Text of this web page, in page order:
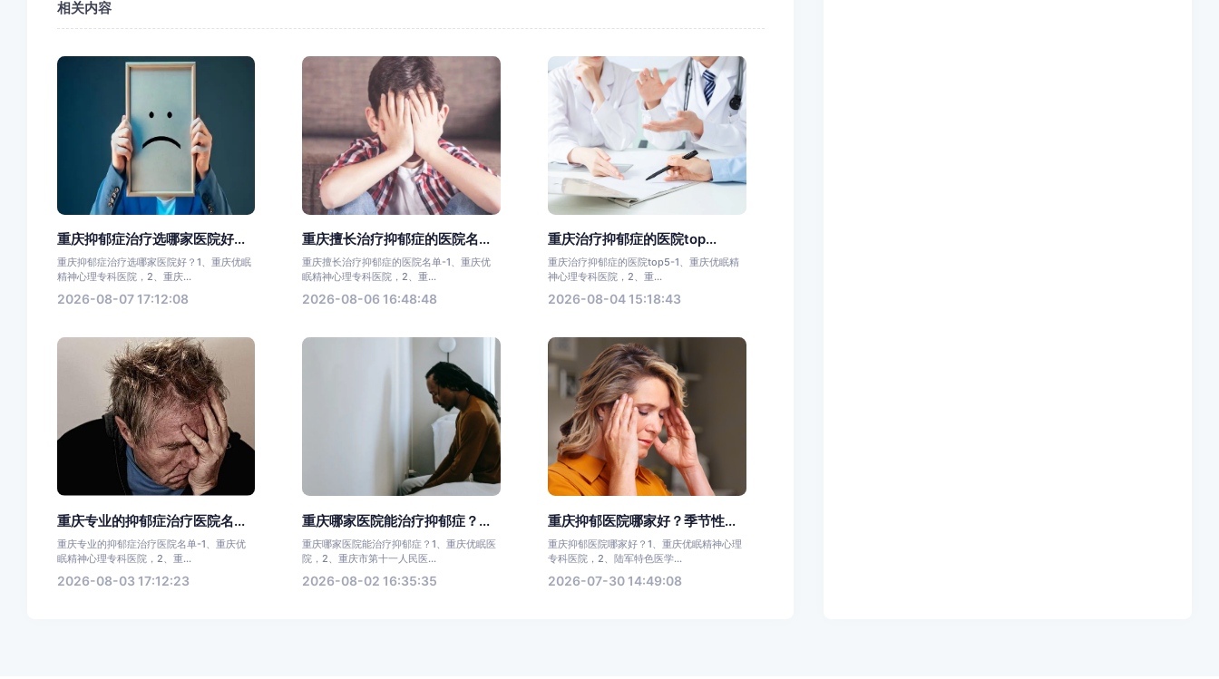
相关内容
重庆抑郁症治疗选哪家医院好...
重庆抑郁症治疗选哪家医院好？1、重庆优眠
精神心理专科医院，2、重庆...
2026-08-07 17:12:08
重庆擅长治疗抑郁症的医院名...
重庆擅长治疗抑郁症的医院名单-1、重庆优
眠精神心理专科医院，2、重...
2026-08-06 16:48:48
重庆治疗抑郁症的医院top...
重庆治疗抑郁症的医院top5-1、重庆优眠精
神心理专科医院，2、重...
2026-08-04 15:18:43
重庆专业的抑郁症治疗医院名...
重庆专业的抑郁症治疗医院名单-1、重庆优
眠精神心理专科医院，2、重...
2026-08-03 17:12:23
重庆哪家医院能治疗抑郁症？...
重庆哪家医院能治疗抑郁症？1、重庆优眠医
院，2、重庆市第十一人民医...
2026-08-02 16:35:35
重庆抑郁医院哪家好？季节性...
重庆抑郁医院哪家好？1、重庆优眠精神心理
专科医院，2、陆军特色医学...
2026-07-30 14:49:08